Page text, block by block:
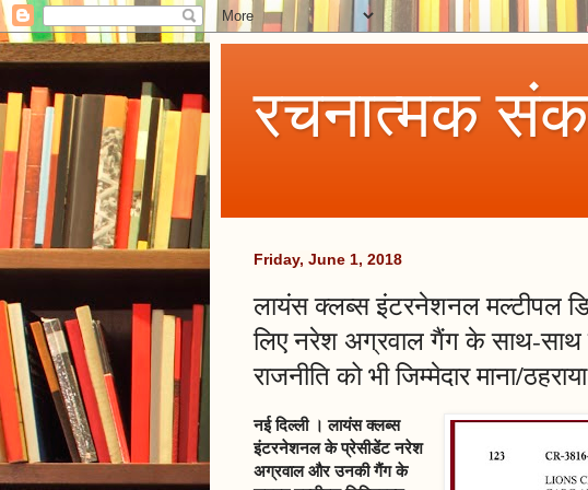
रचनात्मक
Friday, June 1, 2018
लायंस क्लब्स इंटरनेशनल मल्टीपल
लिए नरेश अग्रवाल गैंग के साथ-साथ
राजनीति को भी जिम्मेदार माना/
नई दिल्ली । लायंस क्लब्स
इंटरनेशनल के प्रेसीडेंट नरेश
अग्रवाल और उनकी गैंग के